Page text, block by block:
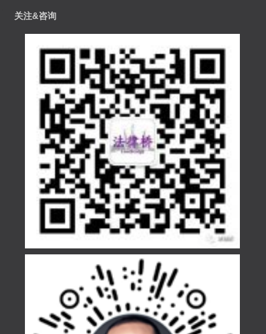
关注&咨询